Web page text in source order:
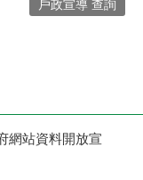
戶政宣導 查詢
網站資料開放宣